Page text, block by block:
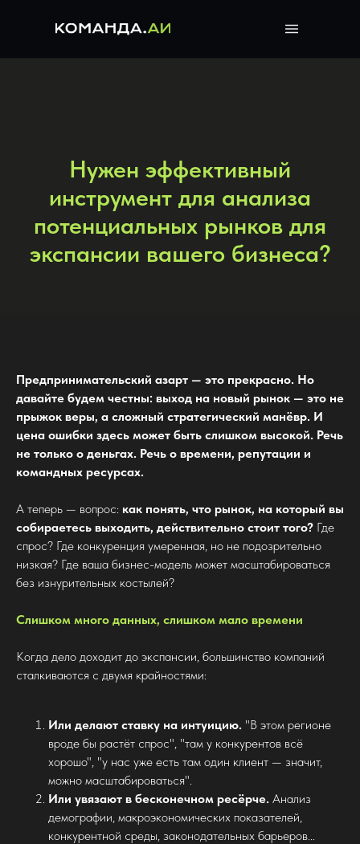
Нужен эффективный
инструмент для анализа
потенциальных рынков для
экспансии вашего бизнеса?
Предпринимательский азарт — это прекрасно. Но
давайте будем честны: выход на новый рынок — это не
прыжок веры, а сложный стратегический манёвр. И
цена ошибки здесь может быть слишком высокой. Речь
не только о деньгах. Речь о времени, репутации и
командных ресурсах.
А теперь — вопрос: как понять, что рынок, на который вы
собираетесь выходить, действительно стоит того? Где
спрос? Где конкуренция умеренная, но не подозрительно
низкая? Где ваша бизнес-модель может масштабироваться
без изнурительных костылей?
Слишком много данных, слишком мало времени
Когда дело доходит до экспансии, большинство компаний
сталкиваются с двумя крайностями:
Или делают ставку на интуицию. "В этом регионе
вроде бы растёт спрос", "там у конкурентов всё
хорошо", "у нас уже есть там один клиент — значит,
можно масштабироваться".
Или увязают в бесконечном ресёрче. Анализ
демографии, макроэкономических показателей,
конкурентной среды, законодательных барьеров...